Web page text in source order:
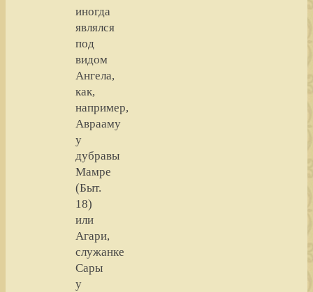
иногда
являлся
под
видом
Ангела,
как,
например,
Аврааму
у
дубравы
Мамре
(Быт.
18)
или
Агари,
служанке
Сары
у